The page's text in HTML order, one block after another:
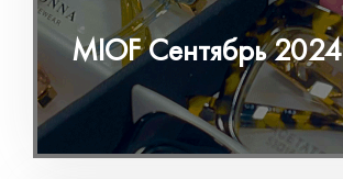
MIOF Сентябрь 2024